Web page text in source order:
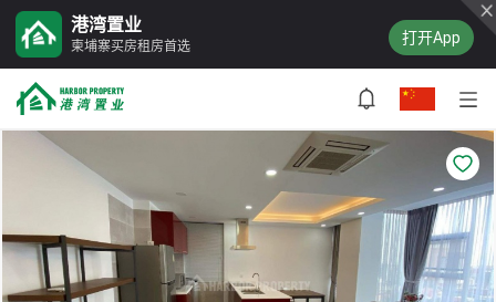
港湾置业
柬埔寨买房租房首选 打开App